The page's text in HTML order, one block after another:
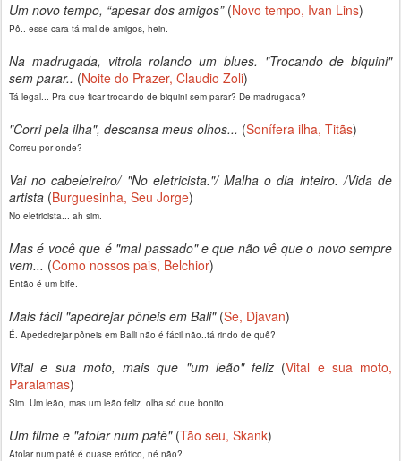
Um novo tempo, “apesar dos amigos”(Novo tempo, Ivan Lins)
Pô.. esse cara tá mal de amigos, hein.
Na madrugada, vitrola rolando um blues. "Trocando de biquini"
sem parar.. (Noite do Prazer, Claudio Zoli)
Tá legal... Pra que ficar trocando de biquini sem parar? De madrugada?
"Corri pela ilha", descansa meus olhos... (Sonífera ilha, Titãs)
Correu por onde?
Vai no cabeleireiro/ "No eletricista."/ Malha o dia inteiro. /Vida de
artista (Burguesinha, Seu Jorge)
No eletricista... ah sim.
Mas é você que é "mal passado" e que não vê que o novo sempre
vem... (Como nossos pais, Belchior)
Então é um bife.
Mais fácil "apedrejar pôneis em Bali"(Se, Djavan)
É. Apededrejar pôneis em Balli não é fácil não..tá rindo de quê?
Vital e sua moto, mais que "um leão" feliz (Vital e sua moto,
Paralamas)
Sim. Um leão, mas um leão feliz. olha só que bonito.
Um filme e "atolar num patê"(Tão seu, Skank)
Atolar num patê é quase erótico, né não?